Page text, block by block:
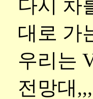
다시 차
대로 가
우리는
전망대